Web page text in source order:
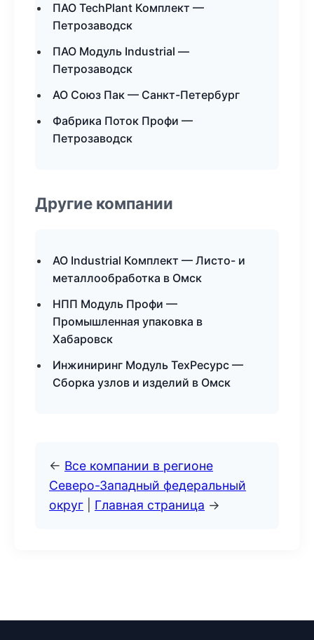
ПАО TechPlant Комплект —
Петрозаводск
ПАО Модуль Industrial —
Петрозаводск
АО Союз Пак — Санкт-Петербург
Фабрика Поток Профи —
Петрозаводск
Другие компании
АО Industrial Комплект — Листо- и
металлообработка в Омск
НПП Модуль Профи —
Промышленная упаковка в
Хабаровск
Инжиниринг Модуль ТехРесурс —
Сборка узлов и изделий в Омск
← Все компании в регионе
Северо-Западный федеральный
округ
Главная страница →